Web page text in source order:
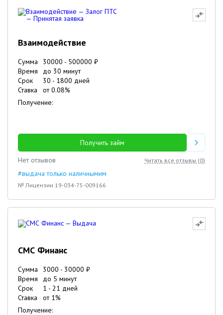
Взаимодействие
Сумма 30000 - 500000 ₽
Время
до 30 минут
Срок
30 - 1800 дней
Ставка
от0.08%
Получение:
Получить займ
Нет отзывов
Читать все отзывы (0)
#выдача только наличнымим
№ Лицензии 19-034-75-009166
СМС Финанс
Сумма 3000 - 30000 ₽
Время
до 5 минут
Срок
1 - 21 дней
Ставка
от 1%
Получение: